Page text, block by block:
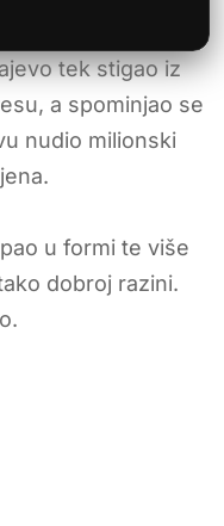
tek stigao iz
a spominjao se
nudio milionski
u formi te više
dobroj razini.